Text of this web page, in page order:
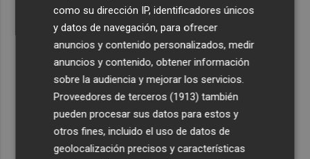
Recibe toda la actualidad de
Plaza Podcast en tu correo
Quiero suscribirme
como su dirección IP, identificadores únicos
y datos de navegación, para ofrecer
anuncios y contenido personalizados, medir
anuncios y contenido, obtener información
sobre la audiencia y mejorar los servicios.
Proveedores de terceros (1913) también
pueden procesar sus datos para estos y
otros fines, incluido el uso de datos de
geolocalización precisos y características